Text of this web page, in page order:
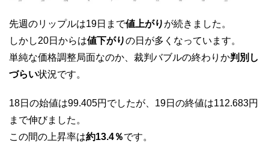
先週のリップルは19日まで値上がり が続きました。
しかし20日からは値下がりの日が多くなっています。
単純な価格調整局面なのか、裁判バブルの終わりか判別し
づらい状況です。
18日の始値は99.405円でしたが、19日の終値は112.683円
まで伸びました。
この間の上昇率は約13.4％です。